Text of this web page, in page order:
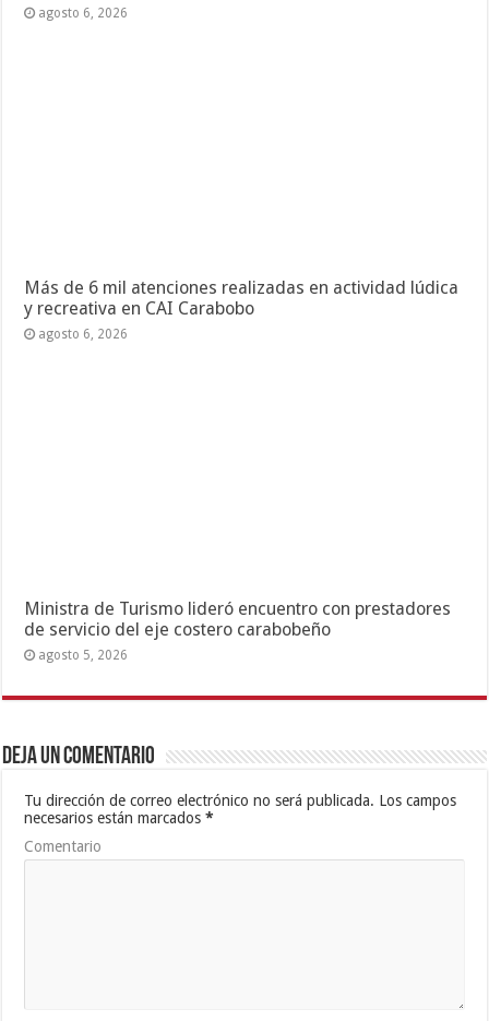
agosto 6, 2026
Más de 6 mil atenciones realizadas en actividad lúdica
y recreativa en CAI Carabobo
agosto 6, 2026
Ministra de Turismo lideró encuentro con prestadores
de servicio del eje costero carabobeño
agosto 5, 2026
Deja un comentario
Tu dirección de correo electrónico no será publicada. Los campos
necesarios están marcados*
Comentario